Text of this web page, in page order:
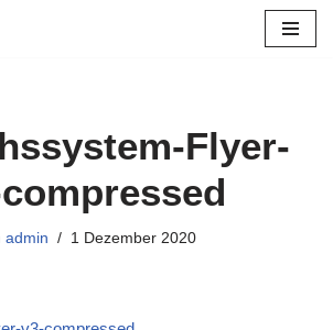
Flyer-
admin 1 Dezember 2020